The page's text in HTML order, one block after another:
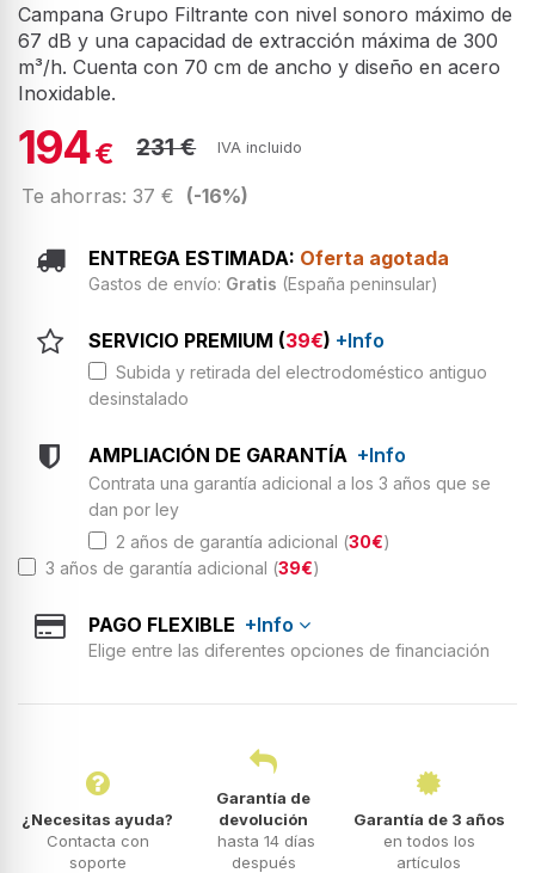
Campana Grupo Filtrante con nivel sonoro máximo de
67 dB y una capacidad de extracción máxima de 300
m³/h. Cuenta con 70 cm de ancho y diseño en acero
Inoxidable.
194€ 231 € IVA incluido
Te ahorras: 37 € (-16%)
ENTREGA ESTIMADA: Oferta agotada
Gastos de envío: Gratis (España peninsular)
SERVICIO PREMIUM (39€) +Info
Subida y retirada del electrodoméstico antiguo
desinstalado
AMPLIACIÓN DE GARANTÍA +Info
Contrata una garantía adicional a los 3 años que se
dan por ley
2 años de garantía adicional (30€)
3 años de garantía adicional (39€)
PAGO FLEXIBLE +Info
Elige entre las diferentes opciones de financiación
¿Necesitas ayuda?
Contacta con
soporte
Garantía de
devolución
hasta 14 días
después
Garantía de 3 años
en todos los
artículos